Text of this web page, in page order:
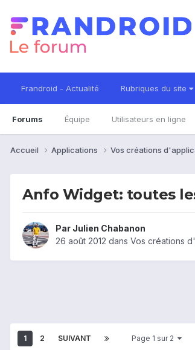
Frandroid - Actualité Rubriques du site
Forums Équipe Utilisateurs en ligne
Accueil Applications Vos créations
Anfo Widget: toutes
Par Julien Chabanon
26 août 2012 dans Vos créations
1 2 SUIVANT Page 1 sur 2